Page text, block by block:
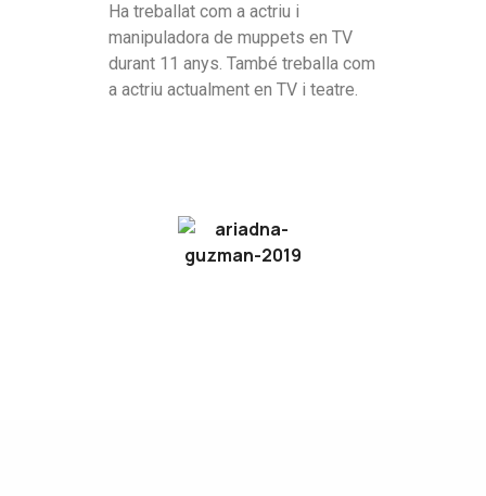
Ha treballat com a actriu i
manipuladora de muppets en TV
durant 11 anys. També treballa com
a actriu actualment en TV i teatre.